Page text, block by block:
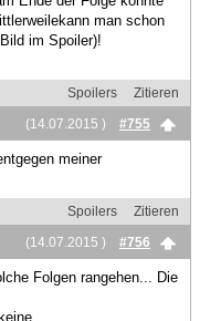
man schon
im Spoiler)!
Spoilers
Zitieren
(14.07.2015 )
#755
meiner
Spoilers
Zitieren
(14.07.2015 )
#756
Folgen rangehen... Die